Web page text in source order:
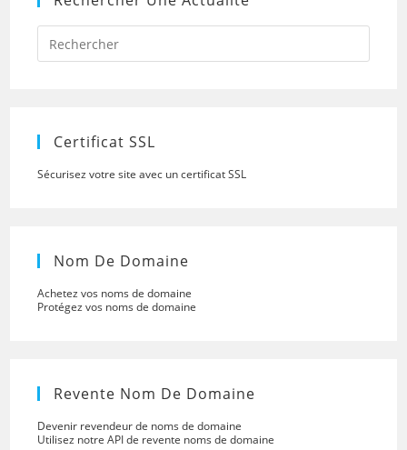
Press
to
Certificat SSL
Sécurisez votre site avec un certificat SSL
Nom De Domaine
Achetez vos noms de domaine
Protégez vos noms de domaine
Revente Nom De Domaine
Devenir revendeur de noms de domaine
Utilisez notre API de revente noms de domaine